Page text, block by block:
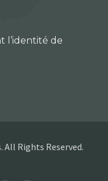
l’identité de
Rights Reserved.